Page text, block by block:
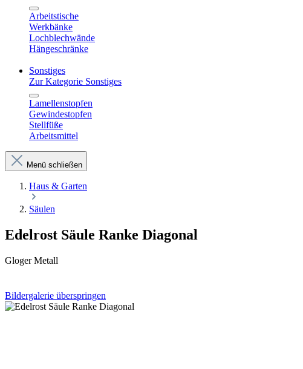
Arbeitstische
Werkbänke
Lochblechwände
Hängeschränke
Sonstiges
Zur Kategorie Sonstiges
Lamellenstopfen
Gewindestopfen
Stellfüße
Arbeitsmittel
Menü schließen
Haus & Garten
Säulen
Edelrost Säule Ranke Diagonal
Gloger Metall
Bildergalerie überspringen